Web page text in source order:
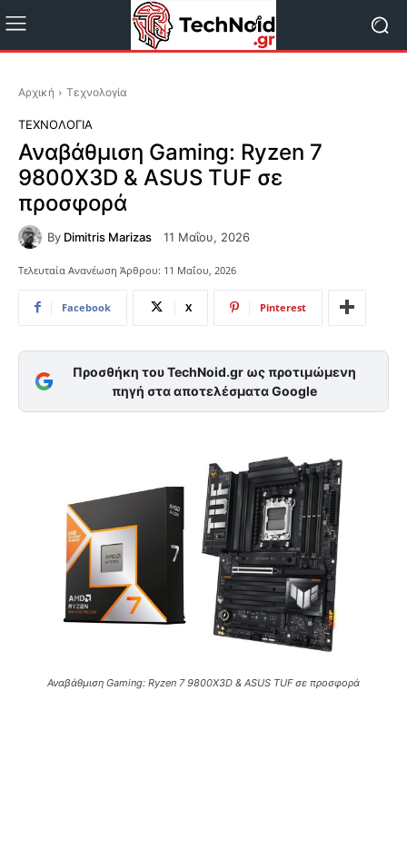
Αρχική Τεχνολογία
ΤΕΧΝΟΛΟΓΊΑ
Αναβάθμιση Gaming: Ryzen 7
9800X3D & ASUS TUF σε
προσφορά
By Dimitris Marizas 11 Μαΐου, 2026
Τελευταία Ανανέωση Άρθρου: 11 Μαΐου, 2026
Facebook X Pinterest
Προσθήκη του TechNoid.gr ως προτιμώμενη
πηγή στα αποτελέσματα Google
Αναβάθμιση Gaming: Ryzen 7 9800X3D & ASUS TUF σε προσφορά